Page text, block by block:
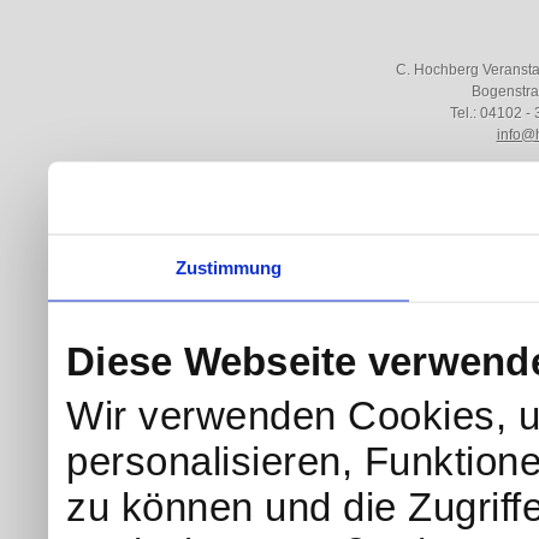
Zustimmung
Diese Webseite
Wir verwenden Cookies,
personalisieren,
zu können und die
C. Hochberg
Tel.: 04102 -